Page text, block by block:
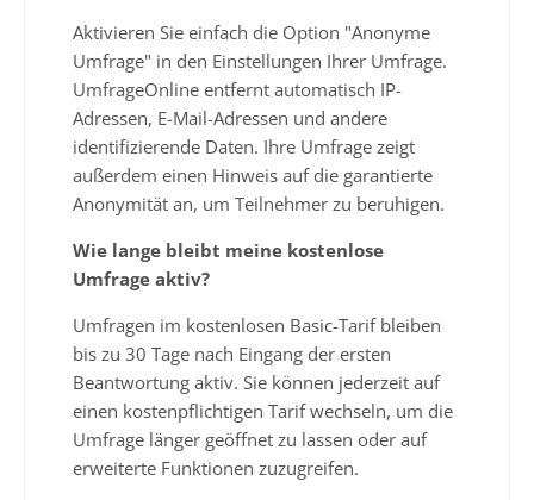
Aktivieren Sie einfach die Option "Anonyme
Umfrage" in den Einstellungen Ihrer Umfrage.
UmfrageOnline entfernt automatisch IP-
Adressen, E-Mail-Adressen und andere
identifizierende Daten. Ihre Umfrage zeigt
außerdem einen Hinweis auf die garantierte
Anonymität an, um Teilnehmer zu beruhigen.
Wie lange bleibt meine kostenlose
Umfrage aktiv?
Umfragen im kostenlosen Basic-Tarif bleiben
bis zu 30 Tage nach Eingang der ersten
Beantwortung aktiv. Sie können jederzeit auf
einen kostenpflichtigen Tarif wechseln, um die
Umfrage länger geöffnet zu lassen oder auf
erweiterte Funktionen zuzugreifen.